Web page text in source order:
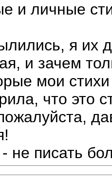
и личные
я их
и зачем
мои
что это
не писать